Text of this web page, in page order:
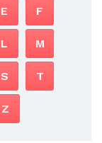
E F
L M
S T
Z